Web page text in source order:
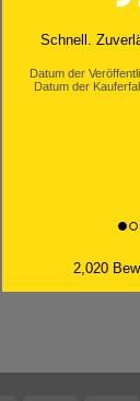
Schnell.
Datum der
Datum der
2,020